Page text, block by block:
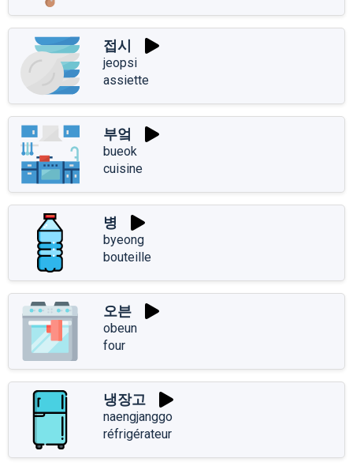
접시
jeopsi
assiette
부엌
bueok
cuisine
병
byeong
bouteille
오븐
obeun
four
냉장고
naengjanggo
réfrigérateur